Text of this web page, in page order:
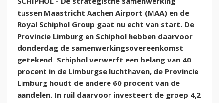
tussen Maastricht Aachen Airport (MAA) en de
Royal Schiphol Group gaat nu echt van start. De
Provincie Limburg en Schiphol hebben daarvoor
donderdag de samenwerkingsovereenkomst
getekend. Schiphol verwerft een belang van 40
procent in de Limburgse luchthaven, de Provincie
Limburg houdt de andere 60 procent van de
aandelen. In ruil daarvoor investeert de groep 4,2